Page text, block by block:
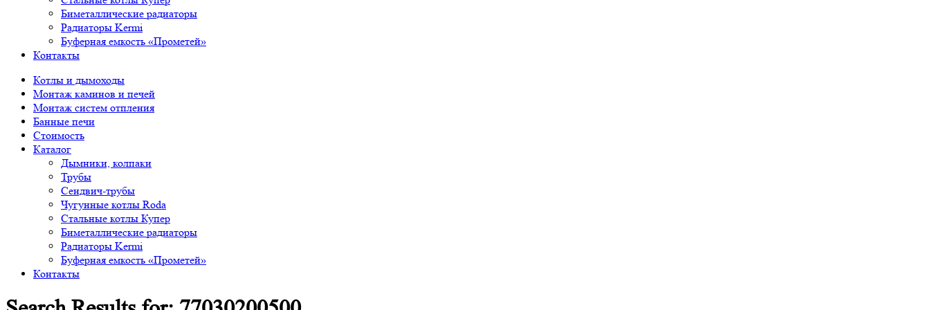
Биметаллические радиаторы
Радиаторы Kermi
Буферная емкость «Прометей»
Контакты
Котлы и дымоходы
Монтаж каминов и печей
Монтаж систем отпления
Банные печи
Стоимость
Каталог
Дымники, колпаки
Трубы
Сендвич-трубы
Чугунные котлы Roda
Стальные котлы Купер
Биметаллические радиаторы
Радиаторы Kermi
Буферная емкость «Прометей»
Контакты